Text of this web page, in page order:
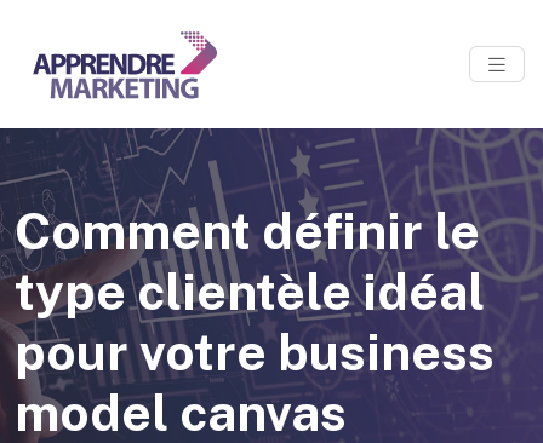
Comment définir le
type clientèle idéal
pour votre business
model canvas